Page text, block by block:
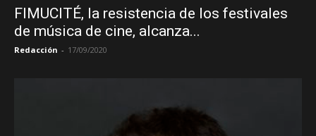
FIMUCITÉ, la resistencia de los festivales
de música de cine, alcanza...
Redacción - 17/09/2020